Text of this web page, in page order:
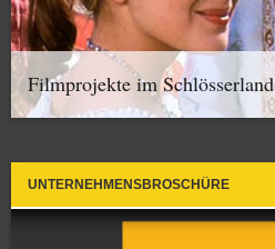
Filmprojekte im Schlösserland
UNTERNEHMENSBROSCHÜRE